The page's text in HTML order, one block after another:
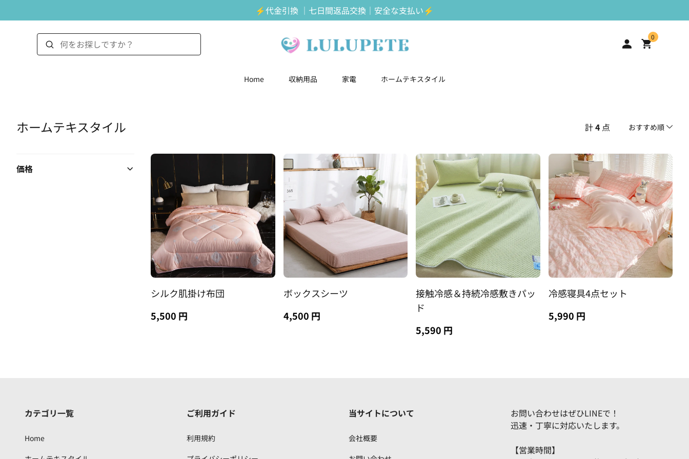
⚡️代金引換 ｜七日間返品交換｜安全な支払い⚡️
0
Home 収納用品 家電 ホームテキスタイル
ホームテキスタイル 計4 点 おすすめ順
おすすめ順
安い順
高い順
新着順
古い順
価格
シルク肌掛け布団
5,500 円
ボックスシーツ
4,500 円
接触冷感＆持続冷感敷きパッ
ド
5,590 円
冷感寝具4点セット
5,990 円
カテゴリ一覧
Home
ご利用ガイド
利用規約
当サイトについて
会社概要
お問い合わせはぜひLINEで！
迅速・丁寧に対応いたします。
【営業時間】